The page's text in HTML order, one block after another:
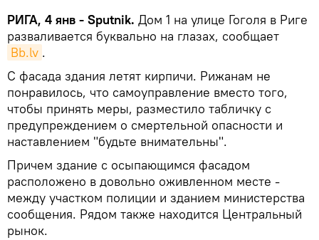
РИГА, 4 янв - Sputnik. Дом 1 на улице Гоголя в Риге
разваливается буквально на глазах, сообщает
Bb.lv .
С фасада здания летят кирпичи. Рижанам не
понравилось, что самоуправление вместо того,
чтобы принять меры, разместило табличку с
предупреждением о смертельной опасности и
наставлением "будьте внимательны".
Причем здание с осыпающимся фасадом
расположено в довольно оживленном месте -
между участком полиции и зданием министерства
сообщения. Рядом также находится Центральный
рынок.